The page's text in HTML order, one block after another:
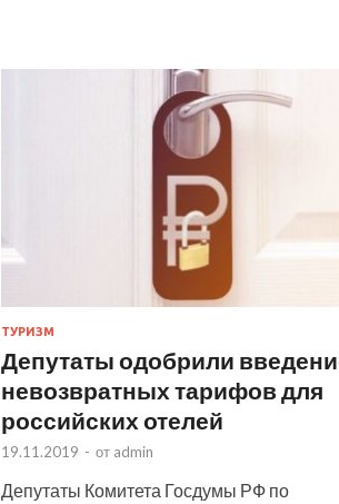
ТУРИЗМ
Депутаты одобрили
невозвратных тарифов для
российских отелей
19.11.2019 - от admin
Депутаты Комитета Госдумы РФ по